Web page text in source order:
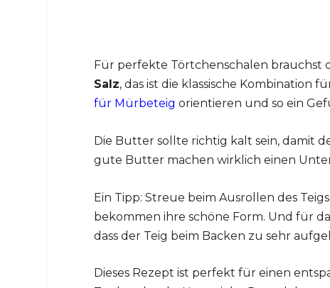
Für perfekte Törtchenschalen
Salz, das ist die klassische Kombination
für Mürbeteig orientieren und so ein
Die Butter sollte richtig kalt sein, damit
gute Butter machen wirklich einen
Ein Tipp: Streue beim Ausrollen des
bekommen ihre schöne Form. Und für
dass der Teig beim Backen zu sehr
Dieses Rezept ist perfekt für einen